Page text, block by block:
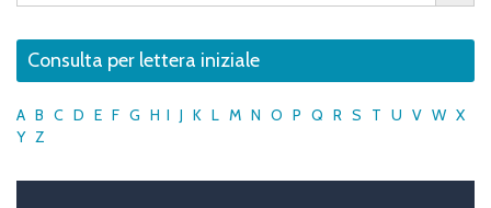
Consulta per lettera iniziale
A B C D E F G H I J K L M N O P Q R S T U V W X
Y Z